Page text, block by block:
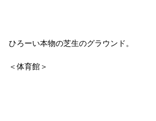
ひろーい本物の芝生のグラウンド。
＜体育館＞